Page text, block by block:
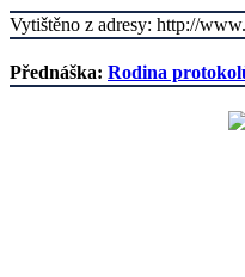
Vytištěno z adresy: http://
Přednáška: Rodina